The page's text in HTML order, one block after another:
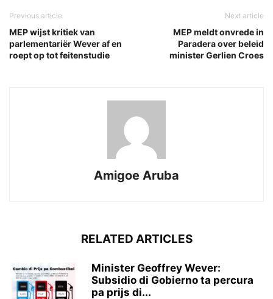
Previous article
MEP wijst kritiek van
parlementariër Wever af en
roept op tot feitenstudie
Next article
MEP meldt onvrede in
Paradera over beleid
minister Gerlien Croes
Amigoe Aruba
RELATED ARTICLES
Minister Geoffrey Wever:
Subsidio di Gobierno ta percura
pa prijs di...